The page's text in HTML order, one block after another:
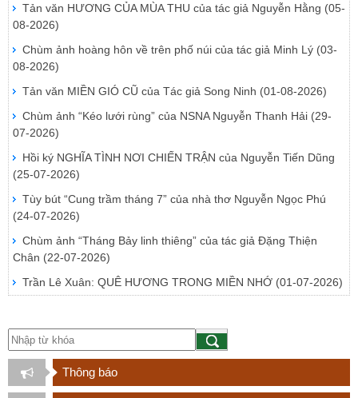
Tản văn HƯƠNG CỦA MÙA THU của tác giả Nguyễn Hằng (05-
08-2026)
Chùm ảnh hoàng hôn về trên phố núi của tác giả Minh Lý (03-
08-2026)
Tản văn MIỀN GIÓ CŨ của Tác giả Song Ninh (01-08-2026)
Chùm ảnh “Kéo lưới rùng” của NSNA Nguyễn Thanh Hải (29-
07-2026)
Hồi ký NGHĨA TÌNH NƠI CHIẾN TRẬN của Nguyễn Tiến Dũng
(25-07-2026)
Tùy bút “Cung trầm tháng 7” của nhà thơ Nguyễn Ngọc Phú
(24-07-2026)
Chùm ảnh “Tháng Bảy linh thiêng” của tác giả Đặng Thiện
Chân (22-07-2026)
Trần Lê Xuân: QUÊ HƯƠNG TRONG MIỀN NHỚ (01-07-2026)
Thông báo